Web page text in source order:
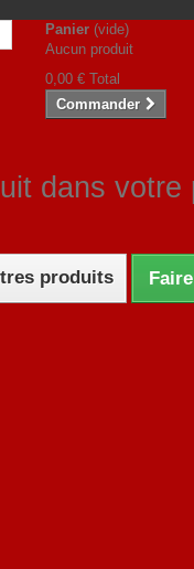
Panier (vide)
Aucun produit
0,00 € Total
Commander
dans votre
produits